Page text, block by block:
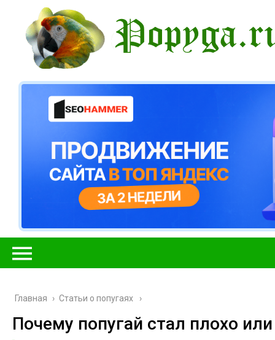
Главная › Cтатьи о попугаях
Почему попугай стал плохо